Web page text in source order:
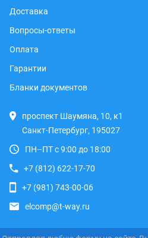
Доставка
Вопросы-ответы
Оплата
Гарантии
Бланки документов
проспект Шаумяна, 10, к1
Санкт-Петербург, 195027
ПН–ПТ с 9:00 до 18:00
+7 (812) 622-17-70
+7 (981) 743-00-06
elcomp@t-way.ru